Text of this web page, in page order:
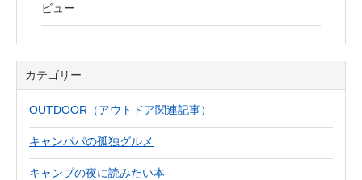
ビュー
カテゴリー
OUTDOOR（アウトドア関連記事）
キャンパパの孤独グルメ
キャンプの夜に読みたい本